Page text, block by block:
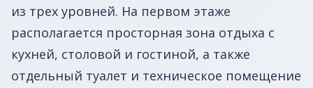
из трех уровней. На первом этаже
располагается просторная зона отдыха с
кухней, столовой и гостиной, а также
отдельный туалет и техническое помещение